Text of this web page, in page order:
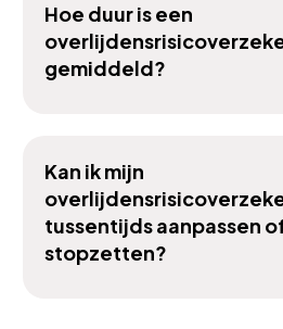
Hoe duur is een
gemiddeld?
Kan ik mijn
tussentijds aanpassen
stopzetten?